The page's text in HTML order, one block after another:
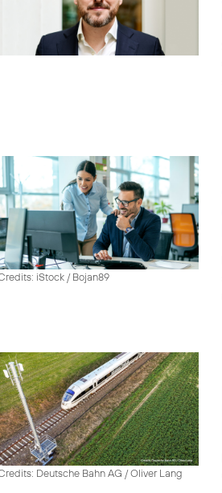
iStock / Bojan89
Deutsche Bahn AG / Oliver Lang